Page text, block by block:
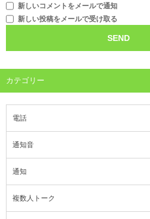
新しいコメントをメールで通知
新しい投稿をメールで受け取る
カテゴリー
電話
通知音
通知
複数人トーク